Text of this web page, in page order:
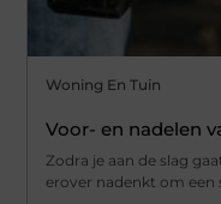
Woning En Tuin
Voor- en nadelen
Zodra je aan de slag
erover nadenkt om een